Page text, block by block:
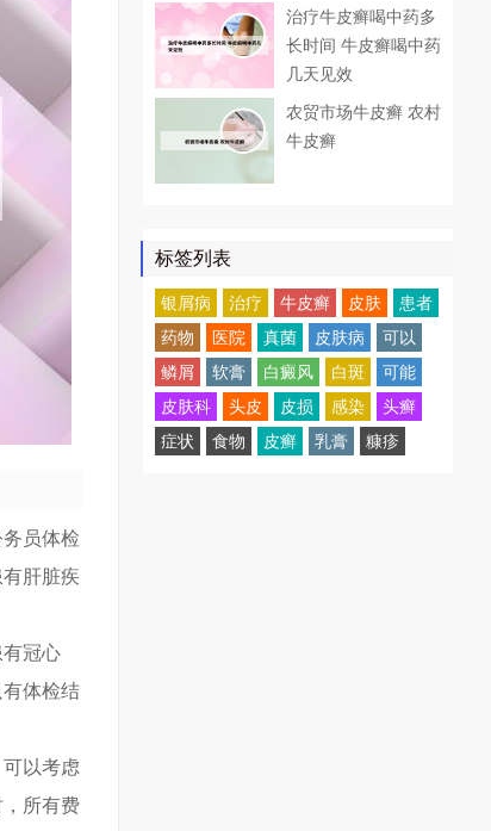
员体检
肝脏疾
冠心
体检结
以考虑
所有费
治疗牛皮癣喝中药多
长时间 牛皮癣喝中药
几天见效
农贸市场牛皮癣 农村
牛皮癣
标签列表
银屑病 治疗 牛皮癣 皮肤
患者
药物
医院 真菌 皮肤病
可以
鳞屑
软膏 白癜风 白斑
可能
皮肤科
头皮 皮损 感染
头癣
症状
食物 皮癣 乳膏 糠疹